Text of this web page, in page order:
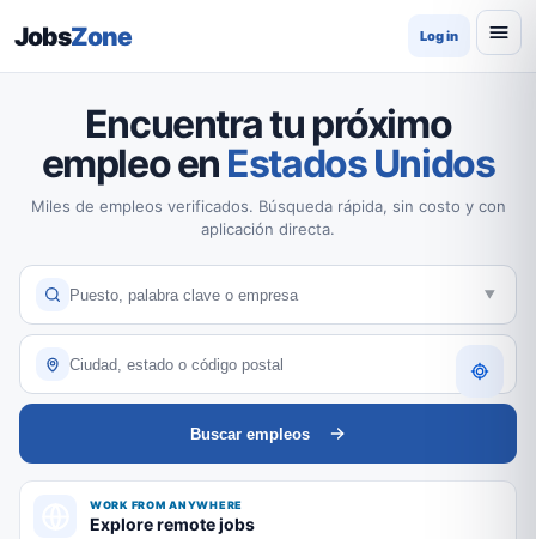
JobsZone Log in
Encuentra tu próximo
empleo en Estados Unidos
Miles de empleos verificados. Búsqueda rápida, sin costo y con
aplicación directa.
Buscar empleos
WORK FROM ANYWHERE
Explore remote jobs